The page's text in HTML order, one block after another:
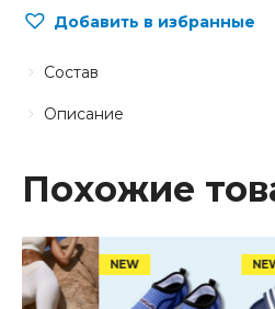
Добавить в избранные
Описание
Состав
Похожие